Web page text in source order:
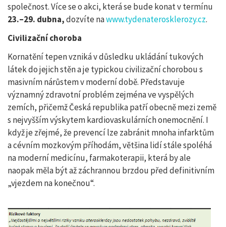
společnost. Více se o akci, která se bude konat v termínu
23.–29. dubna,dozvíte nawww.tydenaterosklerozy.cz.
Civilizační choroba
Kornatění tepen vzniká v důsledku ukládání tukových
látek do jejich stěn a je typickou civilizační chorobou s
masivním nárůstem v moderní době. Představuje
významný zdravotní problém zejména ve vyspělých
zemích, přičemž Česká republika patří obecně mezi země
s nejvyšším výskytem kardiovaskulárních onemocnění. I
když je zřejmé, že prevencí lze zabránit mnoha infarktům
a cévním mozkovým příhodám, většina lidí stále spoléhá
na moderní medicínu, farmakoterapii, která by ale
naopak měla být až záchrannou brzdou před definitivním
„vjezdem na konečnou“.